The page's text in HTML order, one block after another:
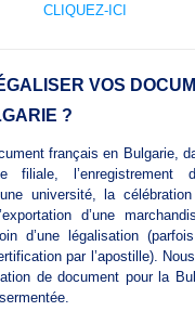
CLIQUEZ-ICI
VOS
?
français en Bulgarie,
filiale, l’enregistrement
université, la célébration
d’une
d’une légalisation
par l’apostille).
de document pour la